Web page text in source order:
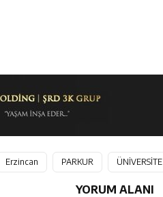
Erzincan PARKUR ÜNİVERSİTE
YORUM ALANI